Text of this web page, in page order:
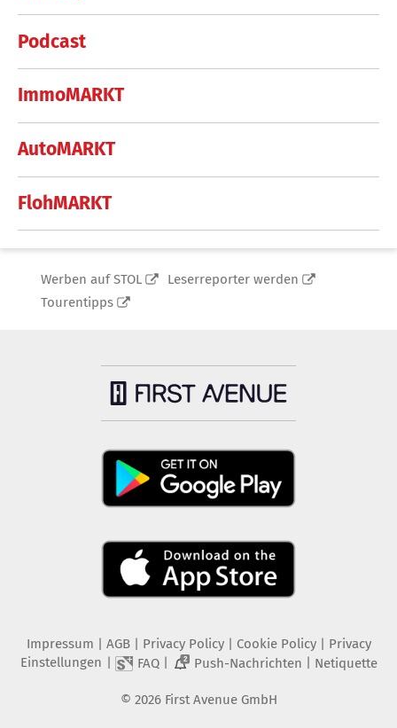
Podcast
ImmoMARKT
AutoMARKT
FlohMARKT
Werben auf STOL
Leserreporter werden
Tourentipps
Impressum AGB Privacy Policy| Cookie Policy| Privacy
Einstellungen
FAQ| 2 Push-Nachrichten Netiquette
© 2026 First Avenue GmbH